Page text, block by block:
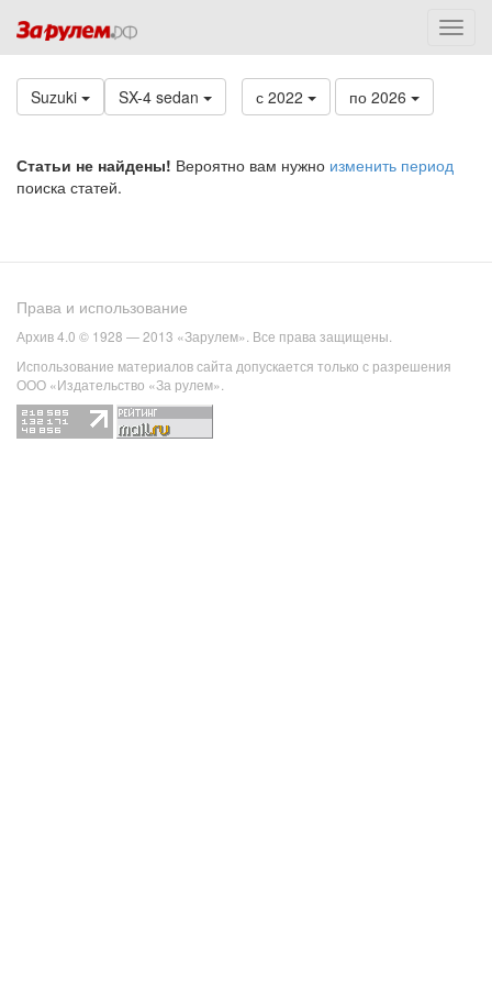
Suzuki SX-4 sedan с 2022 по 2026
Статьи не найдены! Вероятно вам нужно изменить период
поиска статей.
Права и использование
Архив 4.0 © 1928 — 2013 «Зарулем». Все права защищены.
Использование материалов сайта допускается только с разрешения
ООО «Издательство «За рулем».